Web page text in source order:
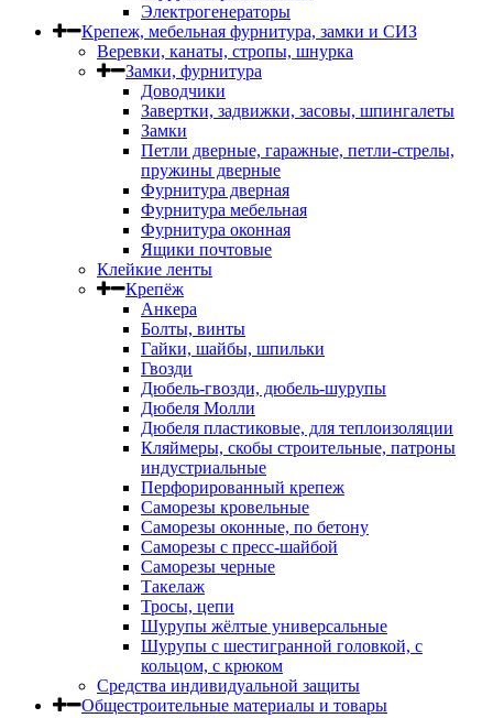
Электрогенераторы
Крепеж, мебельная фурнитура, замки и СИЗ
Веревки, канаты, стропы, шнурка
Замки, фурнитура
Доводчики
Завертки, задвижки, засовы, шпингалеты
Замки
Петли дверные, гаражные, петли-стрелы,
пружины дверные
Фурнитура дверная
Фурнитура мебельная
Фурнитура оконная
Ящики почтовые
Клейкие ленты
Крепёж
Анкера
Болты, винты
Гайки, шайбы, шпильки
Гвозди
Дюбель-гвозди, дюбель-шурупы
Дюбеля Молли
Дюбеля пластиковые, для теплоизоляции
Кляймеры, скобы строительные, патроны
индустриальные
Перфорированный крепеж
Саморезы кровельные
Саморезы оконные, по бетону
Саморезы с пресс-шайбой
Саморезы черные
Такелаж
Тросы, цепи
Шурупы жёлтые универсальные
Шурупы с шестигранной головкой, с
кольцом, с крюком
Средства индивидуальной защиты
Общестроительные материалы и товары